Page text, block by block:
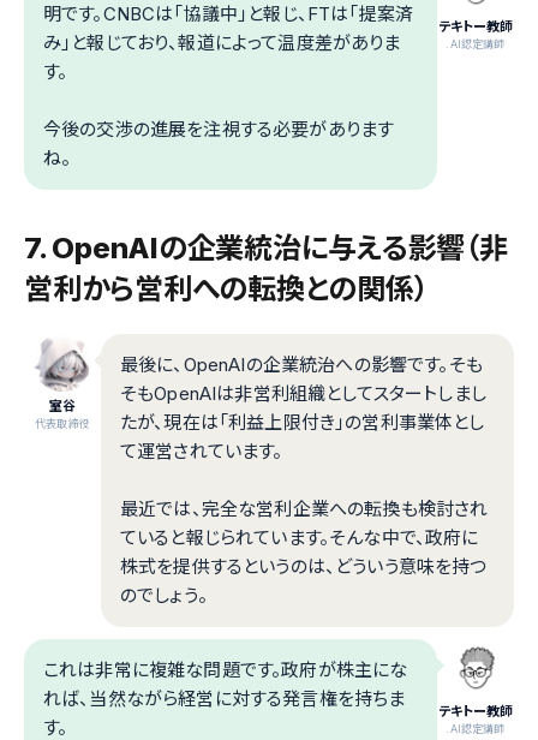
テキトー教師
.AI認定講師
明です。CNBCは「協議中」と報じ、FTは「提案済
み」と報じており、報道によって温度差がありま
す。
今後の交渉の進展を注視する必要があります
ね。
7. OpenAIの企業統治に与える影響（非
営利から営利への転換との関係）
室谷
代表取締役
最後に、OpenAIの企業統治への影響です。そも
そもOpenAIは非営利組織としてスタートしまし
たが、現在は「利益上限付き」の営利事業体とし
て運営されています。
最近では、完全な営利企業への転換も検討され
ていると報じられています。そんな中で、政府に
株式を提供するというのは、どういう意味を持つ
のでしょう。
テキトー教師
.AI認定講師
これは非常に複雑な問題です。政府が株主にな
れば、当然ながら経営に対する発言権を持ちま
す。